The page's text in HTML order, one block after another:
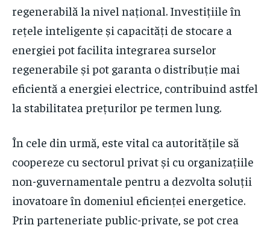
regenerabilă la nivel național. Investițiile în
rețele inteligente și capacități de stocare a
energiei pot facilita integrarea surselor
regenerabile și pot garanta o distribuție mai
eficientă a energiei electrice, contribuind astfel
la stabilitatea prețurilor pe termen lung.
În cele din urmă, este vital ca autoritățile să
coopereze cu sectorul privat și cu organizațiile
non-guvernamentale pentru a dezvolta soluții
inovatoare în domeniul eficienței energetice.
Prin parteneriate public-private, se pot crea